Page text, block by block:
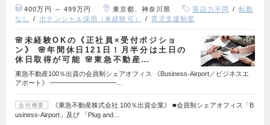
400万円 ～ 499万円 東京都、神奈川県 英語力不問
転勤
なし
ポテンシャル採用（未経験可） 育児支援制度
🌸未経験OKの《正社員×受付ポジショ
ン》 🌸年間休日121日！月半分は土日の
休日取得が可能 🌸東急不動産…
東急不動産100％出資の会員制シェアオフィス 《Business-Airport／ビジネスエ
アポート》 ━━━━━━━━━━…
会社概要
《東急不動産株式会社 100％出資企業》 ■会員制シェアオフィス「B
usiness-Airport」及び 「Plug and…